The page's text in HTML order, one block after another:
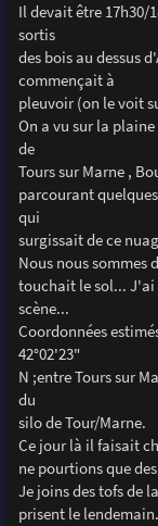
Il devait être 17h30/
sortis
des bois au dessus
commençait à
pleuvoir (on le voit
On a vu sur la
de
Tours sur Marne ,
parcourant
qui
surgissait de ce
Nous nous
touchait le sol... J'ai
scène...
Coordonnées
42°02'23"
N ;entre Tours sur
du
silo de Tour/Marne.
Ce jour là il faisait
ne pourtions que
Je joins des tofs de
prisent le